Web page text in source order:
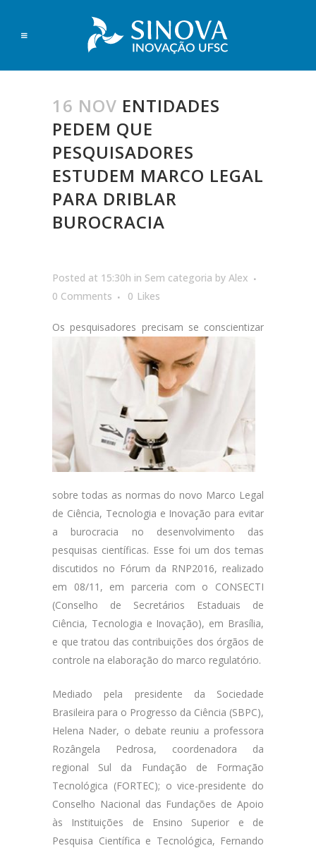
16 NOV ENTIDADES
PEDEM QUE
PESQUISADORES
ESTUDEM MARCO LEGAL
PARA DRIBLAR
BUROCRACIA
Posted at 15:30h in Sem categoria by Alex
0 Comments
0 Likes
Os pesquisadores precisam se conscientizar
sobre todas as normas do novo Marco Legal
de Ciência, Tecnologia e Inovação para evitar
a burocracia no desenvolvimento das
pesquisas científicas. Esse foi um dos temas
discutidos no Fórum da RNP2016, realizado
em 08/11, em parceria com o CONSECTI
(Conselho de Secretários Estaduais de
Ciência, Tecnologia e Inovação), em Brasília,
e que tratou das contribuições dos órgãos de
controle na elaboração do marco regulatório.
Mediado pela presidente da Sociedade
Brasileira para o Progresso da Ciência (SBPC),
Helena Nader, o debate reuniu a professora
Rozângela Pedrosa, coordenadora da
regional Sul da Fundação de Formação
Tecnológica (FORTEC); o vice-presidente do
Conselho Nacional das Fundações de Apoio
às Instituições de Ensino Superior e de
Pesquisa Científica e Tecnológica, Fernando